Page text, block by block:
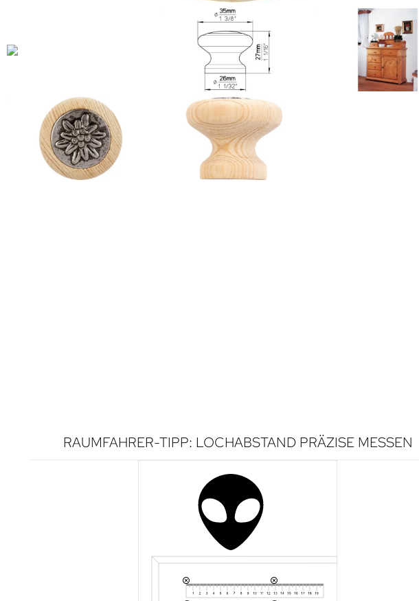
RAUMFAHRER-TIPP: LOCHABSTAND PRÄZISE MESSEN